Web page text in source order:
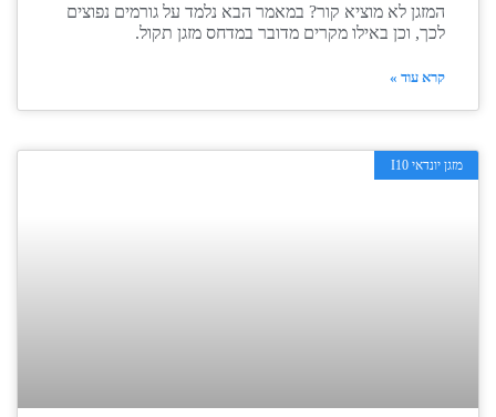
המזגן לא מוציא קור? במאמר הבא נלמד על גורמים נפוצים
לכך, וכן באילו מקרים מדובר במדחס מזגן תקול.
קרא עוד »
מזגן יונדאי I10